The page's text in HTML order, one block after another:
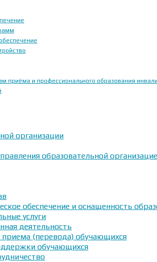
приёма и профессионального образования
организации
образовательной
обеспечение и оснащенность
услуги
деятельность
приема (перевода) обучающихся
обучающихся